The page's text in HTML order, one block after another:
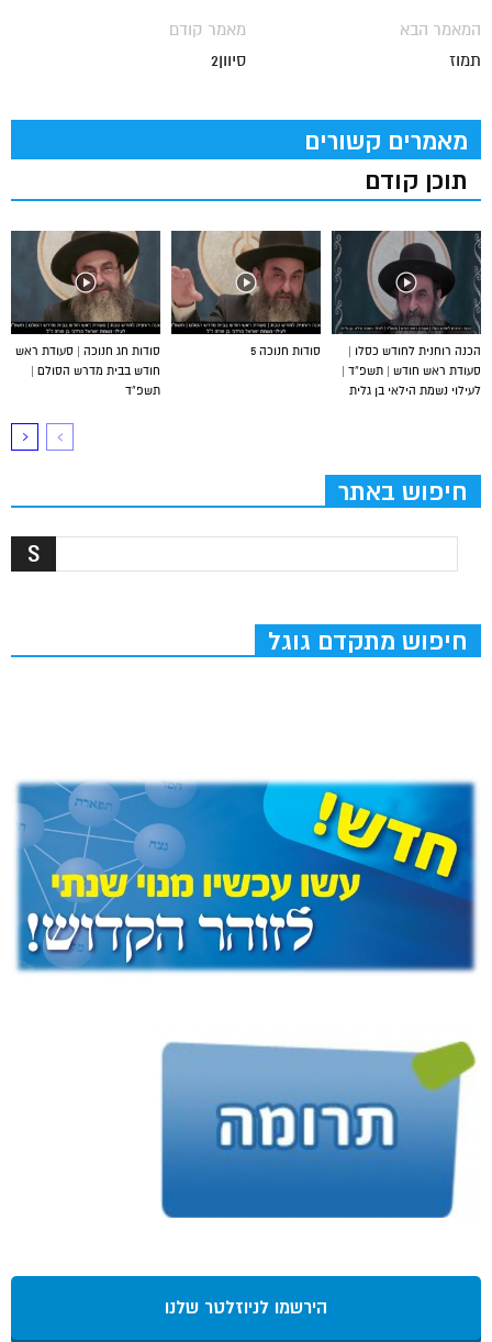
מאמר קודם
סיוון2
המאמר הבא
תמוז
מאמרים קשורים
תוכן קודם
סודות חג חנוכה | סעודת ראש
חודש בבית מדרש הסולם |
תשפ”ד
סודות חנוכה 5
הכנה רוחנית לחודש כסלו |
סעודת ראש חודש | תשפ”ד |
לעילוי נשמת הילאי בן גלית
חיפוש באתר
חיפוש מתקדם גוגל
הירשמו לניוזלטר שלנו